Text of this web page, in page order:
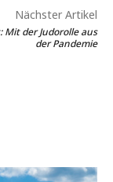
Nächster Artikel
Mit der Judorolle aus
der Pandemie